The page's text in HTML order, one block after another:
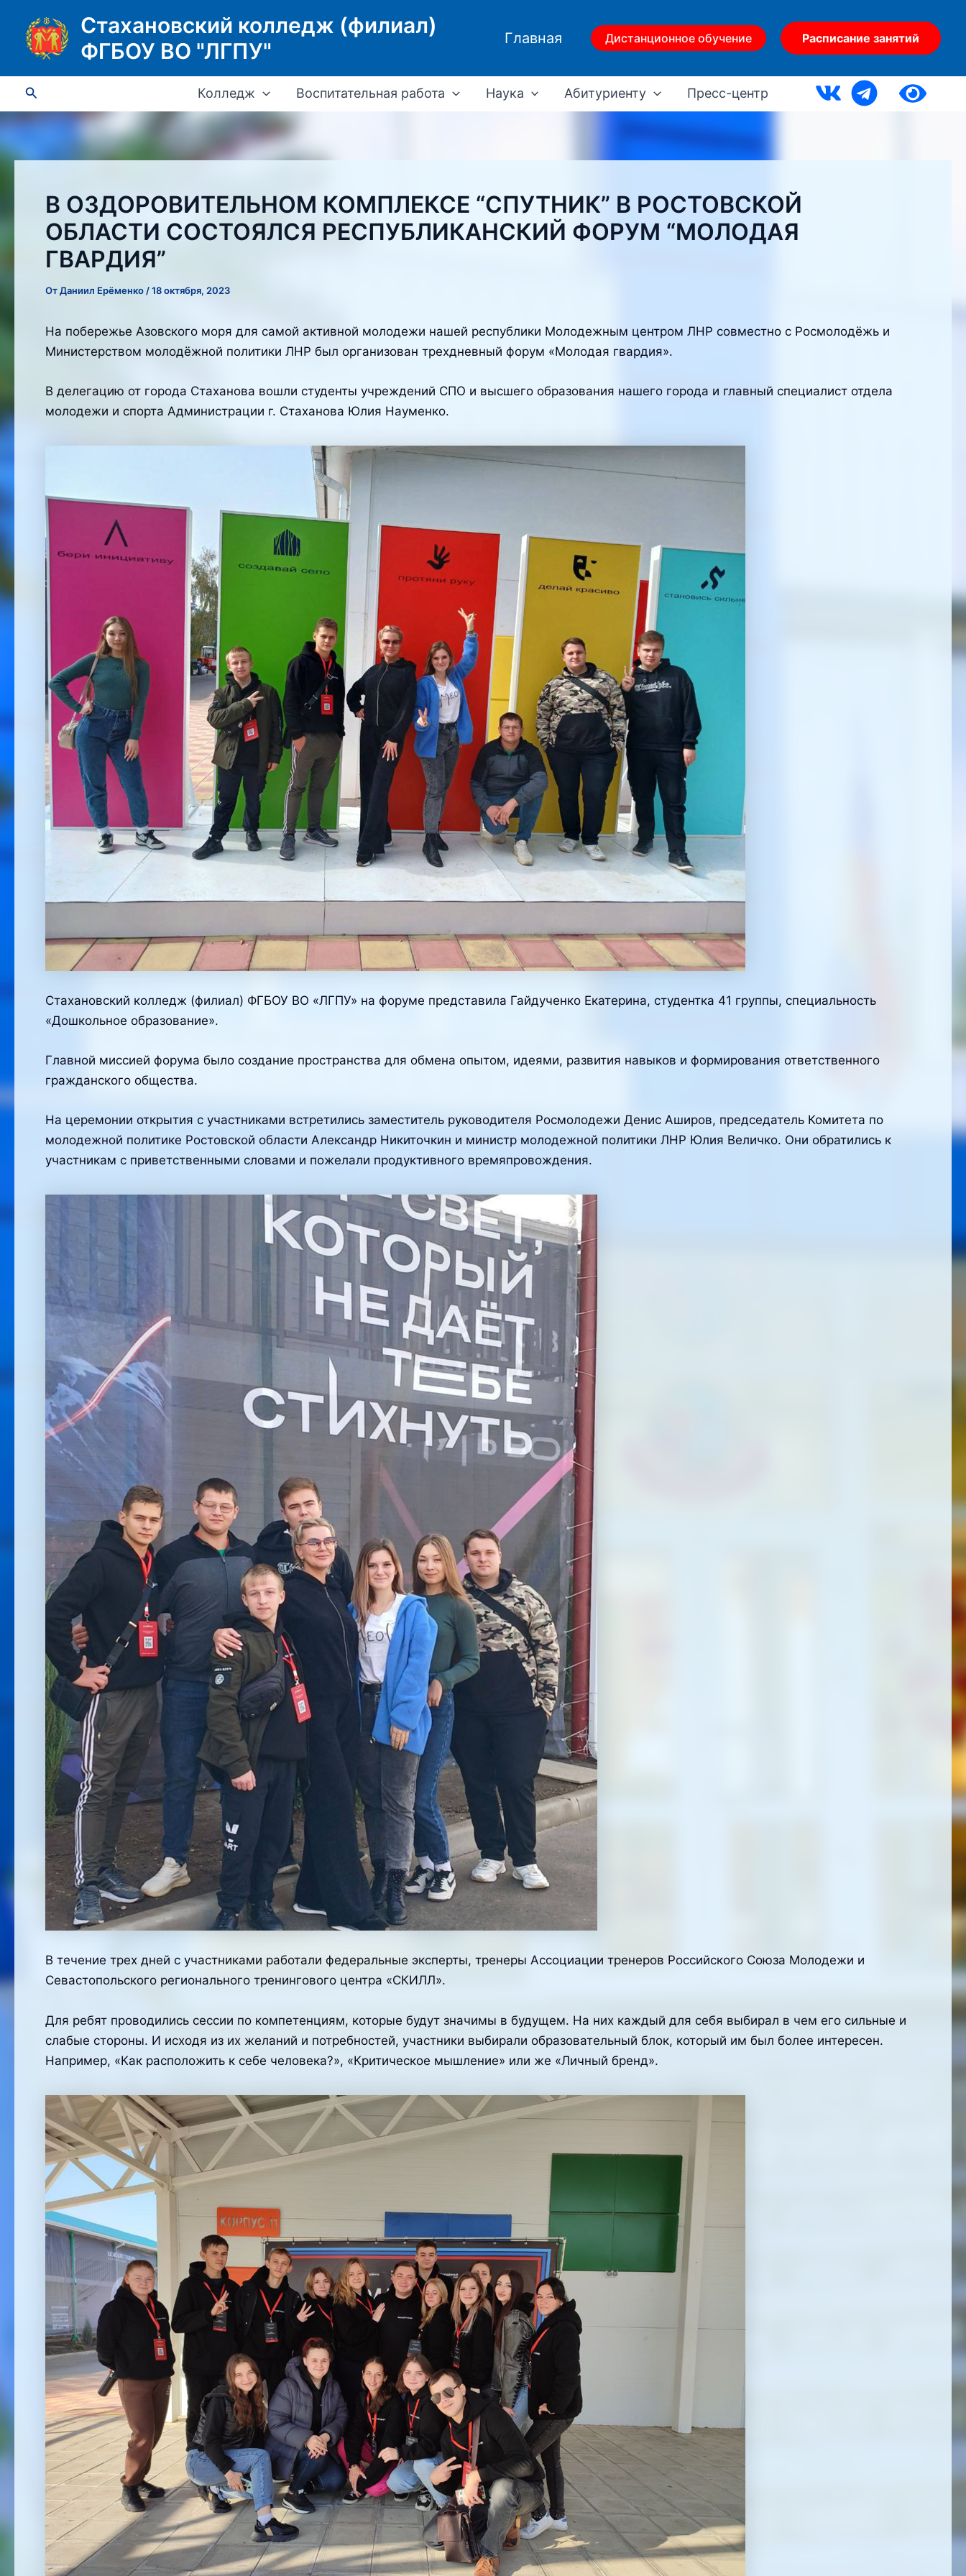
содержимому
Стахановский колледж (филиал)
ФГБОУ ВО "ЛГПУ"
Главная Дистанционное обучение Расписание занятий
Поиск Колледж Воспитательная работа Наука Абитуриенту Пресс-центр
В ОЗДОРОВИТЕЛЬНОМ КОМПЛЕКСЕ “СПУТНИК” В РОСТОВСКОЙ
ОБЛАСТИ СОСТОЯЛСЯ РЕСПУБЛИКАНСКИЙ ФОРУМ “МОЛОДАЯ
ГВАРДИЯ”
ОтДаниил Ерёменко /18 октября, 2023
На побережье Азовского моря для самой активной молодежи нашей республики Молодежным центром ЛНР совместно с Росмолодёжь и
Министерством молодёжной политики ЛНР был организован трехдневный форум «Молодая гвардия».
В делегацию от города Стаханова вошли студенты учреждений СПО и высшего образования нашего города и главный специалист отдела
молодежи и спорта Администрации г. Стаханова Юлия Науменко.
Стахановский колледж (филиал) ФГБОУ ВО «ЛГПУ» на форуме представила Гайдученко Екатерина, студентка 41 группы, специальность
«Дошкольное образование».
Главной миссией форума было создание пространства для обмена опытом, идеями, развития навыков и формирования ответственного
гражданского общества.
На церемонии открытия с участниками встретились заместитель руководителя Росмолодежи Денис Аширов, председатель Комитета по
молодежной политике Ростовской области Александр Никиточкин и министр молодежной политики ЛНР Юлия Величко. Они обратились к
участникам с приветственными словами и пожелали продуктивного времяпровождения.
В течение трех дней с участниками работали федеральные эксперты, тренеры Ассоциации тренеров Российского Союза Молодежи и
Севастопольского регионального тренингового центра «СКИЛЛ».
Для ребят проводились сессии по компетенциям, которые будут значимы в будущем. На них каждый для себя выбирал в чем его сильные и
слабые стороны. И исходя из их желаний и потребностей, участники выбирали образовательный блок, который им был более интересен.
Например, «Как расположить к себе человека?», «Критическое мышление» или же «Личный бренд».